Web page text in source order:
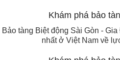
Bảo tàng Biệt động Sài Gòn -
nhất ở Việt Nam về